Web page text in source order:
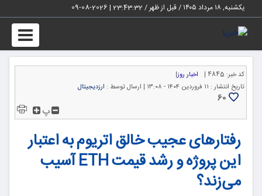
یکشنبه, ۱۸ مرداد ۱۴۰۵ / قبل از ظهر / 23:43:33
|
2026-08-09
کد خبر: 4845 | اخبار روز|
تاریخ انتشار : ۱۱ فروردین ۱۴۰۴ - ۱۳:۰۸ | ارسال توسط : ارزدیجیتال
60
پ
رفتارهای عجیب خالق اتریوم به اعتبار
این پروژه و رشد قیمت ETH آسیب
می‌زند؟